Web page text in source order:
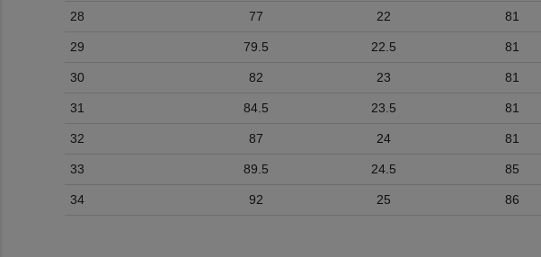
28 77 22 81
29 79.5 22.5 81
30 82 23 81
31 84.5 23.5 81
32 87 24 81
33 89.5 24.5 85
34 92 25 86